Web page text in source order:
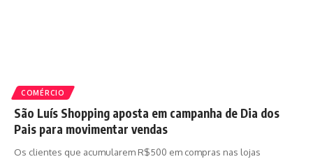
COMÉRCIO
São Luís Shopping aposta em campanha de Dia dos
Pais para movimentar vendas
Os clientes que acumularem R$500 em compras nas lojas